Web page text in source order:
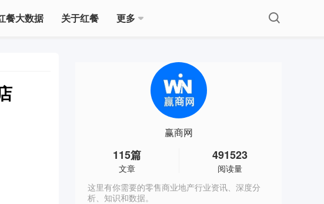
餐大数据 关于红餐 更多
赢商网
115篇
文章
491523
阅读量
这里有你需要的零售商业地产行业资讯、深度分
析、知识和数据。